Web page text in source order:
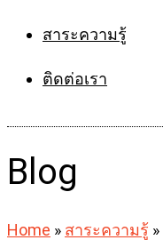
สาระความรู้
ติดต่อเรา
Blog
Home » สาระความรู้ »